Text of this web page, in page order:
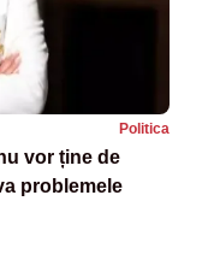
Politica
vor ține de
problemele